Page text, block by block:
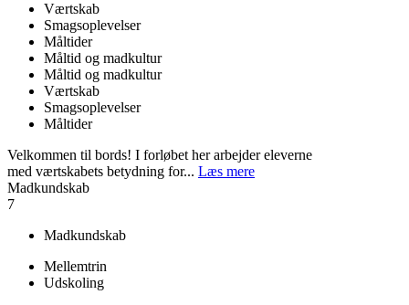
Værtskab
Smagsoplevelser
Måltider
Måltid og madkultur
Måltid og madkultur
Værtskab
Smagsoplevelser
Måltider
Velkommen til bords! I forløbet her arbejder eleverne
med værtskabets betydning for... Læs mere
Madkundskab
7
Madkundskab
Mellemtrin
Udskoling